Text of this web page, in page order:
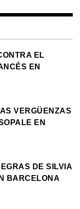
EL
EN
VERGÜENZAS
EN
DE SILVIA
BARCELONA